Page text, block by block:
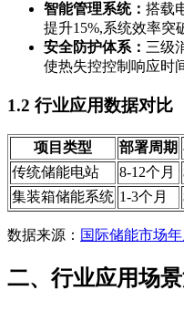
智能管理系统： 搭载
提升15%,系统效率突
安全防护体系： 三级
使热失控控制响应时
1.2 行业应用数据对比
项目类型 部署周期
传统储能电站
8-12个月
集装箱储能系统 1-3个月
数据来源： 国际储能市场
二、行业应用场